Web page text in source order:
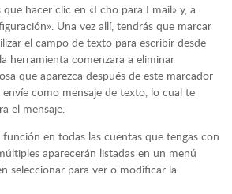
hacer clic en «Echo para Email» y, a
Una vez allí, tendrás que marcar
el campo de texto para escribir desde
herramienta comenzara a eliminar
que aparezca después de este marcador
como mensaje de texto, lo cual te
el mensaje.
función en todas las cuentas que tengas con
aparecerán listadas en un menú
seleccionar para ver o modificar la